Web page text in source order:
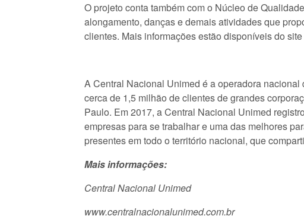
O projeto conta também com o Núcleo de
alongamento, danças e demais atividades que
clientes. Mais informações estão disponíveis do
A Central Nacional Unimed é a operadora
cerca de 1,5 milhão de clientes de grandes
Paulo. Em 2017, a Central Nacional Unimed
empresas para se trabalhar e uma das melhores
presentes em todo o território nacional, que
Mais informações:
Central Nacional Unimed
www.centralnacionalunimed.com.br